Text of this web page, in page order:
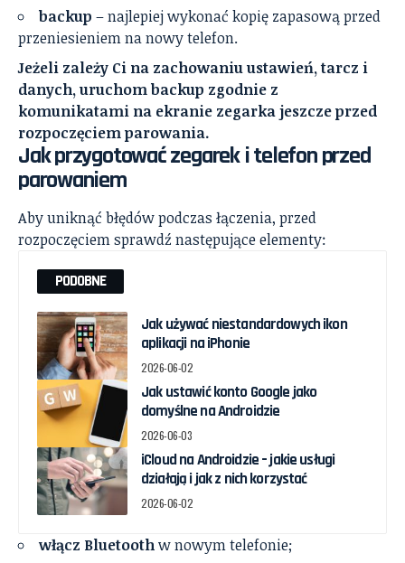
backup – najlepiej wykonać kopię zapasową przed
przeniesieniem na nowy telefon.
Jeżeli zależy Ci na zachowaniu ustawień, tarcz i
danych, uruchom backup zgodnie z
komunikatami na ekranie zegarka jeszcze przed
rozpoczęciem parowania.
Jak przygotować zegarek i telefon przed
parowaniem
Aby uniknąć błędów podczas łączenia, przed
rozpoczęciem sprawdź następujące elementy:
PODOBNE
Jak używać niestandardowych ikon
aplikacji na iPhonie
2026-06-02
Jak ustawić konto Google jako
domyślne na Androidzie
2026-06-03
iCloud na Androidzie – jakie usługi
działają i jak z nich korzystać
2026-06-02
włącz Bluetoothw nowym telefonie;